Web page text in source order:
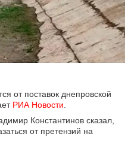
МОТО
от поставок днепровской
РИА Новости.
Константинов сказал,
от претензий на